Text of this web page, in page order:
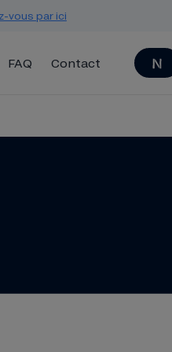
vous par ici
FAQ Contact